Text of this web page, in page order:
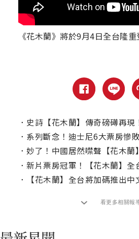
《花木蘭》將於9月4日全台隆重
． 史詩【花木蘭】傳奇磅礡再現！｜本
． 系列斷念！迪士尼6大票房慘
． 妙了！中國居然噤聲【花木蘭】
． 新片票房冠軍！【花木蘭】
．
【花木蘭】全台將加碼推出中
看更多相關報